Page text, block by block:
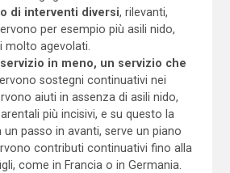
di interventi diversi, rilevanti,
per esempio più asili nido,
molto agevolati.
in meno, un servizio che
sostegni continuativi nei
aiuti in assenza di asili nido,
più incisivi, e su questo la
un passo in avanti, serve un piano
contributi continuativi fino alla
come in Francia o in Germania.